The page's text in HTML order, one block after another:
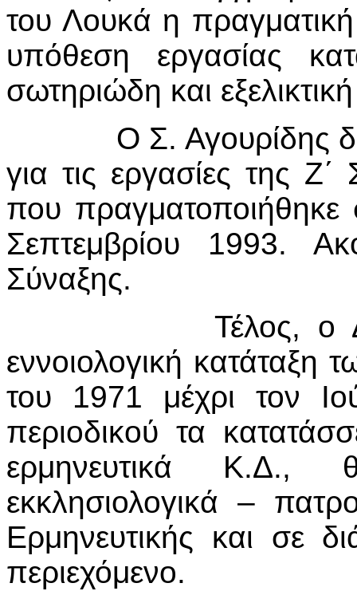
του Λουκά η
υπόθεση εργασίας
σωτηριώδη και
Ο Σ. Αγουρίδης
για τις εργασίες της
που πραγματοποιήθηκε
Σεπτεμβρίου 1993.
Σύναξης.
Τέλος, ο Δ.
εννοιολογική κατάταξη
του 1971 μέχρι τον
περιοδικού τα
ερμηνευτικά Κ.Δ.,
εκκλησιολογικά –
Ερμηνευτικής και σε
περιεχόμενο.